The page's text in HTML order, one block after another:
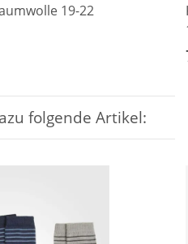
19-22
folgende Artikel: